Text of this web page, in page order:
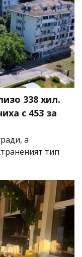
338 хил.
с 453 за
а
тип